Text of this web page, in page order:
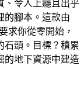
、令人上癮且出乎
的腳本。這款由
求你從零開始，
石頭。目標？積累
的地下資源中建造